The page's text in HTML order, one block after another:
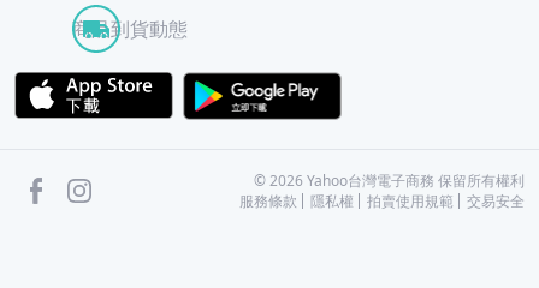
商品到貨動態
APP Store
facebook ©2026 Yahoo台灣電子商務 保留所有權利
服務條款
隱私權 拍賣使用規範 交易安全